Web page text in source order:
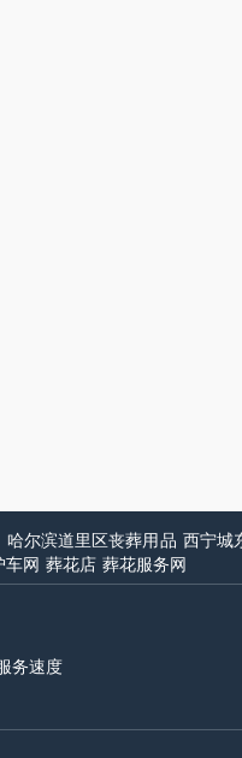
哈尔滨道里区丧葬用品 西宁城
车网 葬花店 葬花服务网
务速度